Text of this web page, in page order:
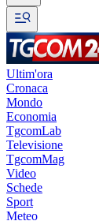
Ultim'ora
Cronaca
Mondo
Economia
TgcomLab
Televisione
TgcomMag
Video
Schede
Sport
Meteo